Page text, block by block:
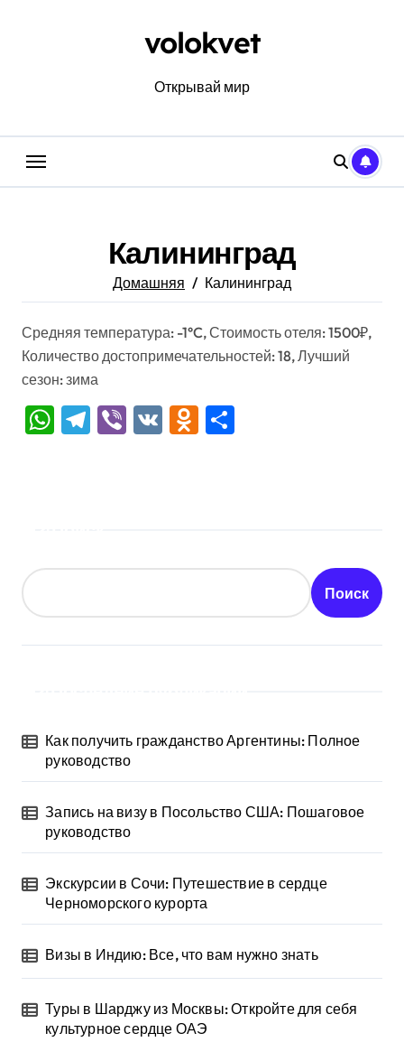
volokvet
Открывай мир
Калининград
Домашняя Калининград
Средняя температура: -1°C, Стоимость отеля: 1500₽,
Количество достопримечательностей: 18, Лучший
сезон: зима
WhatsApp
Telegram
Viber
VK Odnoklassniki
Поиск
Как получить гражданство Аргентины: Полное
руководство
Запись на визу в Посольство США: Пошаговое
руководство
Экскурсии в Сочи: Путешествие в сердце
Черноморского курорта
Визы в Индию: Все, что вам нужно знать
Туры в Шарджу из Москвы: Откройте для себя
культурное сердце ОАЭ